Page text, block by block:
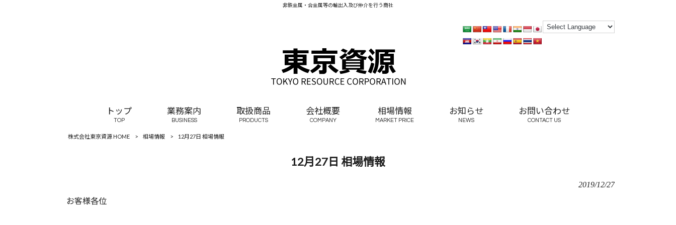
非鉄金属・合金属等の輸出入及び仲介を行う商社
トップ
TOP
業務案内
BUSINESS
取扱商品
PRODUCTS
会社概要
COMPANY
相場情報
MARKET PRICE
お知らせ
NEWS
お問い合わせ
CONTACT US
株式会社東京資源 HOME > 相場情報 > 12月27日 相場情報
12月27日 相場情報
2019/12/27
お客様各位